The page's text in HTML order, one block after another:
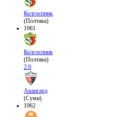
Колгоспник
(Полтава)
1961
Колгоспник
(Полтава)
2:0
Авангард
(Суми)
1962